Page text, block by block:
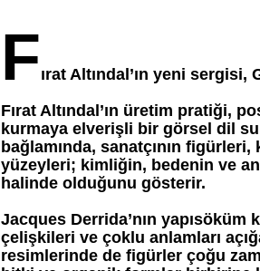
Fırat Altındal’ın yeni
Fırat Altındal’ın üretim pratiği,
kurmaya elverişli bir görsel dil
bağlamında, sanatçının
yüzeyleri; kimliğin, bedenin ve
halinde olduğunu gösterir.
Jacques Derrida’nın yapısöküm
çelişkileri ve çoklu anlamları
resimlerinde de figürler çoğu